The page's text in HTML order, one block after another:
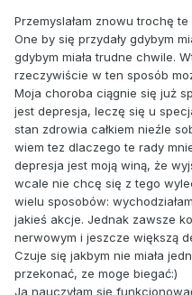
Przemyslałam znowu trochę te
One by się przydały gdybym
gdybym miała trudne chwile.
rzeczywiście w ten sposób
Moja choroba ciągnie się już
jest depresja, leczę się u
stan zdrowia całkiem nieźle
wiem tez dlaczego te rady
depresja jest moją winą, że
wcale nie chcę się z tego
wielu sposobów:
jakieś akcje. Jednak zawsze
nerwowym i jeszcze większą
Czuje się jakbym nie miała
przekonać, ze moge biegać:)
Ja nauczyłam się